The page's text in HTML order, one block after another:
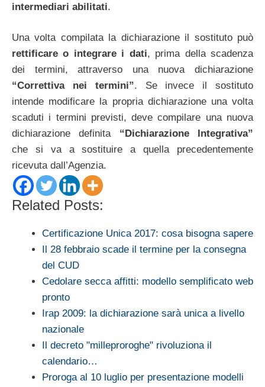
intermediari abilitati.
Una volta compilata la dichiarazione il sostituto può
rettificare o integrare i dati, prima della scadenza
dei termini, attraverso una nuova dichiarazione
“Correttiva nei termini”. Se invece il sostituto
intende modificare la propria dichiarazione una volta
scaduti i termini previsti, deve compilare una nuova
dichiarazione definita “Dichiarazione Integrativa”
che si va a sostituire a quella precedentemente
ricevuta dall’Agenzia.
Related Posts:
Certificazione Unica 2017: cosa bisogna sapere
Il 28 febbraio scade il termine per la consegna
del CUD
Cedolare secca affitti: modello semplificato web
pronto
Irap 2009: la dichiarazione sarà unica a livello
nazionale
Il decreto "milleproroghe" rivoluziona il
calendario…
Proroga al 10 luglio per presentazione modelli